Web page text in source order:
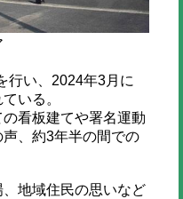
い、2024年3月に
いる。
看板建てや署名運動
、約3年半の間での
地域住民の思いなど